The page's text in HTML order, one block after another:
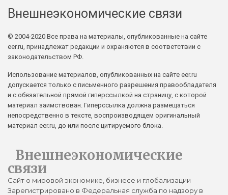
Внешнеэкономические связи
© 2004-2020 Все права на материалы, опубликованные на сайте
eer.ru, принадлежат редакции и охраняются в соответствии с
законодательством РФ.
Использование материалов, опубликованных на сайте eer.ru
допускается только с письменного разрешения правообладателя
и с обязательной прямой гиперссылкой на страницу, с которой
материал заимствован. Гиперссылка должна размещаться
непосредственно в тексте, воспроизводящем оригинальный
материал eer.ru, до или после цитируемого блока.
Внешнеэкономические
связи
Сайт о мировой экономике, бизнесе и глобализации
Зарегистрировано в Федеральная служба по надзору в